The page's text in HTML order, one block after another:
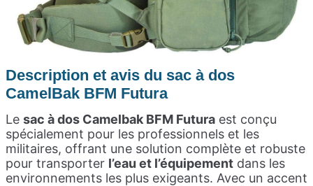
Description et avis du sac à dos
CamelBak BFM Futura
Le sac à dos Camelbak BFM Futura est conçu
spécialement pour les professionnels et les
militaires, offrant une solution complète et robuste
pour transporter l’eau et l’équipement dans les
environnements les plus exigeants. Avec un accent